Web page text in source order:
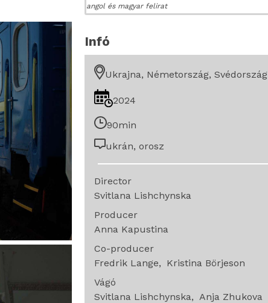
angol és magyar felirat
Infó
Ukrajna, Németország, Svédország
2024
90min
ukrán, orosz
Director
Svitlana Lishchynska
Producer
Anna Kapustina
Co-producer
Fredrik Lange
Kristina Börjeson
Vágó
Svitlana Lishchynska
Anja Zhukova